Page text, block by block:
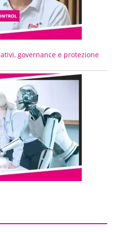
governance e protezione